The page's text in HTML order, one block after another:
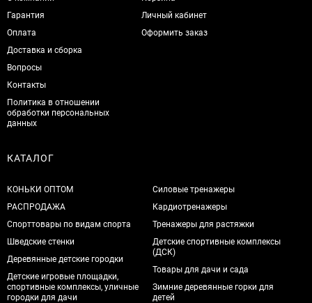
Гарантия
Оплата
Доставка и сборка
Вопросы
Контакты
Политика в отношении
обработки персональных
данных
Личный кабинет
Оформить заказ
КАТАЛОГ
КОНЬКИ ОПТОМ
РАСПРОДАЖА
Спорттовары по видам спорта
Шведские стенки
Деревянные детские городки
Детские игровые площадки,
спортивные комплексы, уличные
городки для дачи
Силовые тренажеры
Кардиотренажеры
Тренажеры для растяжки
Детские спортивные комплексы
(ДСК)
Товары для дачи и сада
Зимние деревянные горки для
детей